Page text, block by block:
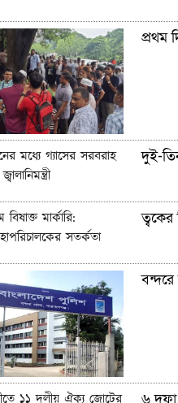
প্রথম
দুই-
ত্বকের
বন্দরে
৬ দফা